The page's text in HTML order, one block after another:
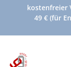
Zum Hauptinhalt
kostenfreier
49 € (für